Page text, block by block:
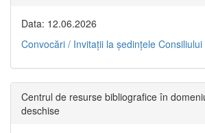
Data: 12.06.2026
Convocări / Invitaţii la şedinţele Consiliului
Centrul de resurse bibliografice în
deschise